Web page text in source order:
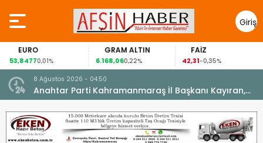
Giriş
Yap
EURO
53,84770,01%
GRAM ALTIN
6.168,060,22%
FAİZ
42,31-0,35%
8 Ağustos 2026 - 04:50
Anahtar Parti Kahramanmaraş İl Başkanı Kayıran,
Afşin Teşkilatı ile buluştu.